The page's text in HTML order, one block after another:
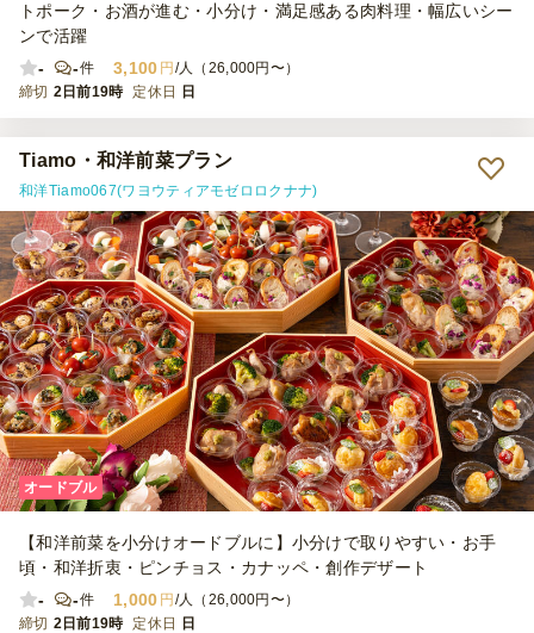
トポーク・お酒が進む・小分け・満足感ある肉料理・幅広いシー
ンで活躍
-
-件 3,100 円 /人（26,000円〜）
締切 2日前19時 定休日 日
Tiamo・和洋前菜プラン
和洋Tiamo067(ワヨウティアモゼロロクナナ)
オードブル
【和洋前菜を小分けオードブルに】小分けで取りやすい・お手
頃・和洋折衷・ピンチョス・カナッペ・創作デザート
-
-件 1,000 円 /人（26,000円〜）
締切 2日前19時 定休日 日